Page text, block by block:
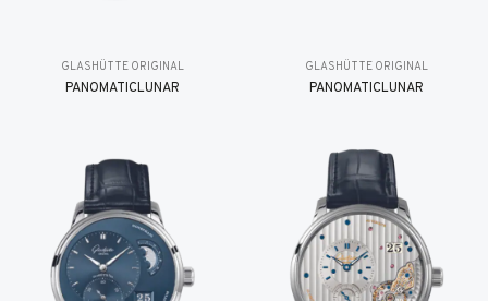
GLASHÜTTE ORIGINAL
PANOMATICLUNAR
GLASHÜTTE ORIGINAL
PANOMATICLUNAR